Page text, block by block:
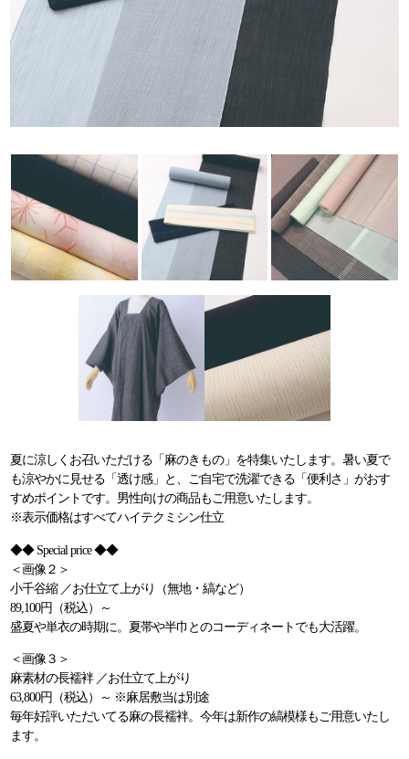
夏に涼しくお召いただける「麻のきもの」を特集いたします。暑い夏で
も涼やかに見せる「透け感」と、ご自宅で洗濯できる「便利さ」がおす
すめポイントです。男性向けの商品もご用意いたします。
※表示価格はすべてハイテクミシン仕立
◆◆ Special price ◆◆
＜画像２＞
小千谷縮 ／お仕立て上がり（無地・縞など）
89,100円（税込）～
盛夏や単衣の時期に。夏帯や半巾とのコーディネートでも大活躍。
＜画像３＞
麻素材の長襦袢 ／お仕立て上がり
63,800円（税込）～ ※麻居敷当は別途
毎年好評いただいてる麻の長襦袢。今年は新作の縞模様もご用意いたし
ます。